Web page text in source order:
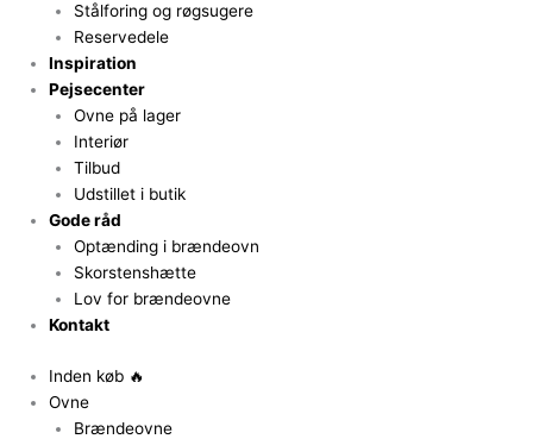
Stålforing og røgsugere
Reservedele
Inspiration
Pejsecenter
Ovne på lager
Interiør
Tilbud
Udstillet i butik
Gode råd
Optænding i brændeovn
Skorstenshætte
Lov for brændeovne
Kontakt
Inden køb 🔥
Ovne
Brændeovne